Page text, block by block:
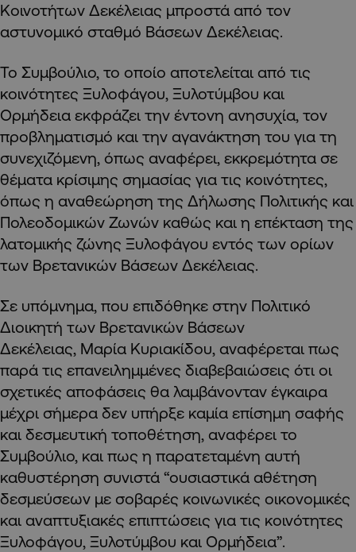
Κοινοτήτων Δεκέλειας μπροστά από τον
αστυνομικό σταθμό Βάσεων Δεκέλειας.
Το Συμβούλιο, το οποίο αποτελείται από τις
κοινότητες Ξυλοφάγου, Ξυλοτύμβου και
Ορμήδεια εκφράζει την έντονη ανησυχία, τον
προβληματισμό και την αγανάκτηση του για τη
συνεχιζόμενη, όπως αναφέρει, εκκρεμότητα σε
θέματα κρίσιμης σημασίας για τις κοινότητες,
όπως η αναθεώρηση της Δήλωσης Πολιτικής και
Πολεοδομικών Ζωνών καθώς και η επέκταση της
λατομικής ζώνης Ξυλοφάγου εντός των ορίων
των Βρετανικών Βάσεων Δεκέλειας.
Σε υπόμνημα, που επιδόθηκε στην Πολιτικό
Διοικητή των Βρετανικών Βάσεων
Δεκέλειας, Μαρία Κυριακίδου, αναφέρεται πως
παρά τις επανειλημμένες διαβεβαιώσεις ότι οι
σχετικές αποφάσεις θα λαμβάνονταν έγκαιρα
μέχρι σήμερα δεν υπήρξε καμία επίσημη σαφής
και δεσμευτική τοποθέτηση, αναφέρει το
Συμβούλιο, και πως η παρατεταμένη αυτή
καθυστέρηση συνιστά “ουσιαστικά αθέτηση
δεσμεύσεων με σοβαρές κοινωνικές οικονομικές
και αναπτυξιακές επιπτώσεις για τις κοινότητες
Ξυλοφάγου, Ξυλοτύμβου και Ορμήδεια”.